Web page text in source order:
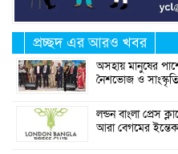
প্রচ্ছদ এর আরও খবর
অসহায় মানুষের
নৈশভোজ ও
লন্ডন বাংলা প্রেস
আরা বেগমের